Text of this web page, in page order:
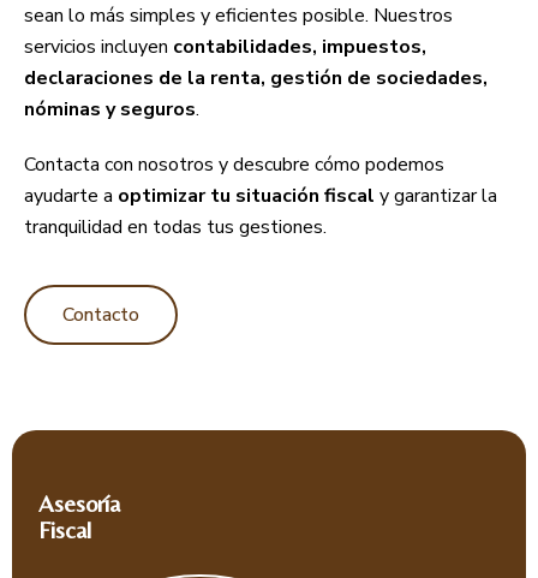
sean lo más simples y eficientes posible. Nuestros
servicios incluyen contabilidades, impuestos,
declaraciones de la renta, gestión de sociedades,
nóminas y seguros.
Contacta con nosotros y descubre cómo podemos
ayudarte a optimizar tu situación fiscal y garantizar la
tranquilidad en todas tus gestiones.
Contacto
Asesoría
Fiscal